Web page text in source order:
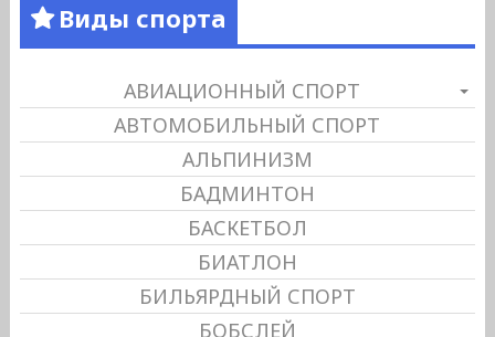
Виды спорта
АВИАЦИОННЫЙ СПОРТ
АВТОМОБИЛЬНЫЙ СПОРТ
АЛЬПИНИЗМ
БАДМИНТОН
БАСКЕТБОЛ
БИАТЛОН
БИЛЬЯРДНЫЙ СПОРТ
БОБСЛЕЙ